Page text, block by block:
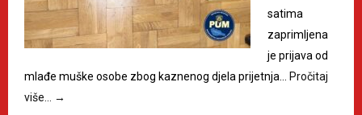
satima
zaprimljena
je prijava od
mlađe muške osobe zbog kaznenog djela prijetnja…
Pročitaj
više…
→